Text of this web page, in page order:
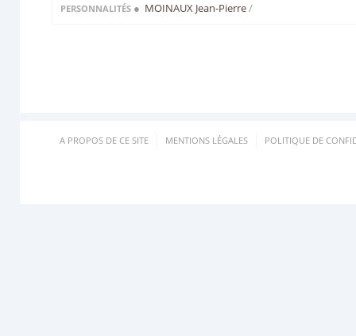
PERSONNALITÉS ● MOINAUX Jean-Pierre/
A PROPOS DE CE SITE MENTIONS LÉGALES POLITIQUE DE